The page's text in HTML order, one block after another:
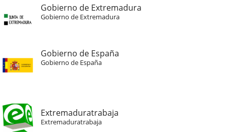
Gobierno de Extremadura
Gobierno de Extremadura
Gobierno de España
Gobierno de España
Extremaduratrabaja
Extremaduratrabaja